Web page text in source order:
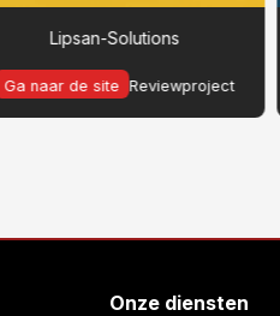
Lipsan-Solutions
Ga naar de site Reviewproject
Onze diensten